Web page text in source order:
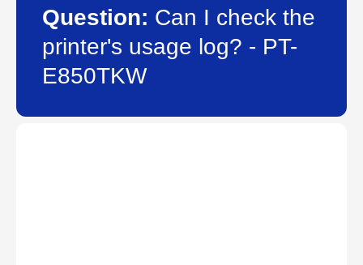
Question: Can I check the
printer's usage log? - PT-
E850TKW